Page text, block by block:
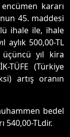
kararı
45. maddesi
ihale ile, ihale
aylık 500,00-TL
yıl kira
TÜFE (Türkiye
artış oranın
bedel
540,00-TLdir.